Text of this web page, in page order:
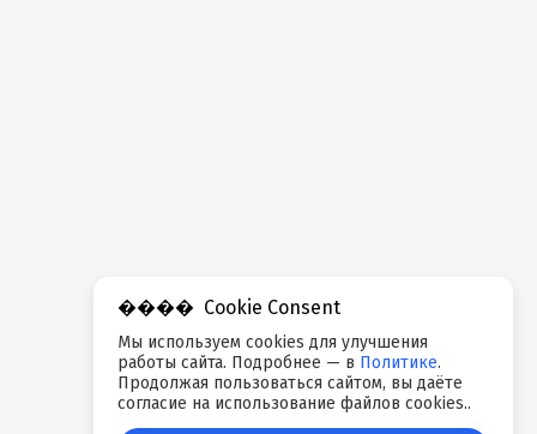
Cookie Consent
Мы используем cookies для улучшения
работы сайта. Подробнее — в Политике.
Продолжая пользоваться сайтом, вы даёте
согласие на использование файлов cookies..